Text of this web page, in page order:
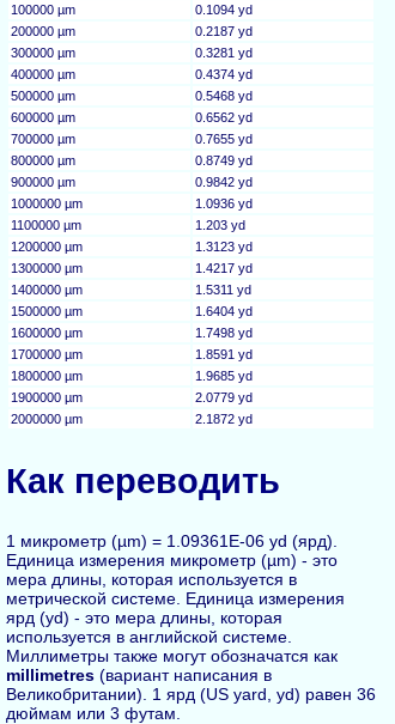
100000 µm
0.1094 yd
200000 µm
0.2187 yd
300000 µm
0.3281 yd
400000 µm
0.4374 yd
500000 µm
0.5468 yd
600000 µm
0.6562 yd
700000 µm
0.7655 yd
800000 µm
0.8749 yd
900000 µm
0.9842 yd
1000000 µm
1.0936 yd
1100000 µm
1.203 yd
1200000 µm
1.3123 yd
1300000 µm
1.4217 yd
1400000 µm
1.5311 yd
1500000 µm
1.6404 yd
1600000 µm
1.7498 yd
1700000 µm
1.8591 yd
1800000 µm
1.9685 yd
1900000 µm
2.0779 yd
2000000 µm
2.1872 yd
Как переводить
1 микрометр (µm) = 1.09361E-06 yd (ярд).
Единица измерения микрометр (µm) - это
мера длины, которая используется в
метрической системе. Единица измерения
ярд (yd) - это мера длины, которая
используется в английской системе.
Миллиметры также могут обозначатся как
millimetres (вариант написания в
Великобритании). 1 ярд (US yard, yd) равен 36
дюймам или 3 футам.